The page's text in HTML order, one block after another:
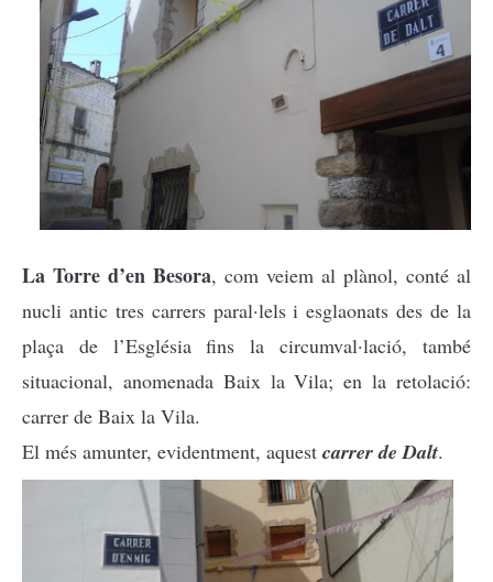
La Torre d’en Besora, com veiem al plànol, conté al
nucli antic tres carrers paral·lels i esglaonats des de la
plaça de l’Església fins la circumval·lació, també
situacional, anomenada Baix la Vila; en la retolació:
carrer de Baix la Vila.
El més amunter, evidentment, aquest carrer de Dalt.